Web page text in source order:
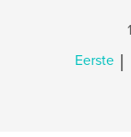
Eerste |